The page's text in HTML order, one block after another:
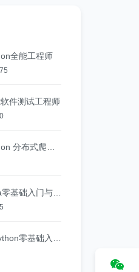
全能工程师
件测试工程师